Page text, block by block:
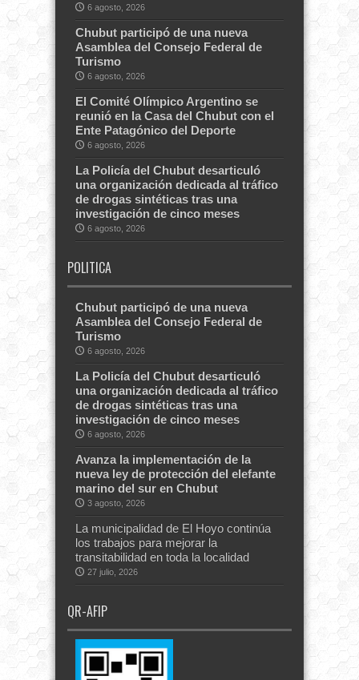
6 agosto, 2026
Chubut participó de una nueva
Asamblea del Consejo Federal de
Turismo
6 agosto, 2026
El Comité Olímpico Argentino se
reunió en la Casa del Chubut con el
Ente Patagónico del Deporte
6 agosto, 2026
La Policía del Chubut desarticuló
una organización dedicada al tráfico
de drogas sintéticas tras una
investigación de cinco meses
6 agosto, 2026
POLITICA
Chubut participó de una nueva
Asamblea del Consejo Federal de
Turismo
6 agosto, 2026
La Policía del Chubut desarticuló
una organización dedicada al tráfico
de drogas sintéticas tras una
investigación de cinco meses
6 agosto, 2026
Avanza la implementación de la
nueva ley de protección del elefante
marino del sur en Chubut
3 agosto, 2026
La municipalidad de El Hoyo continúa
los trabajos para mejorar la
transitabilidad en toda la localidad
27 julio, 2026
QR-AFIP